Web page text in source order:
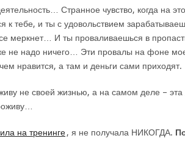
Странное чувство, когда на
к тебе, и ты с удовольствием
меркнет… И ты проваливаешься в
не надо ничего… Эти провалы на фоне
нравится, а там и деньги сами приходят.
не своей жизнью, а на самом деле – эта
на тренинге, я не получала НИКОГДА.